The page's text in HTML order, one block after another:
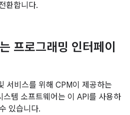
환합니다.
프로그래밍 인터페이
서비스를 위해 CPM이 제공하는
템 소프트웨어는 이 API를 사용하
있습니다.